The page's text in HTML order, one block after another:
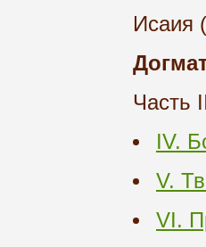
Исаия
Часть
IV.
V.
VI.